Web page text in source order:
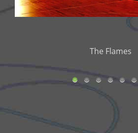
The Flames